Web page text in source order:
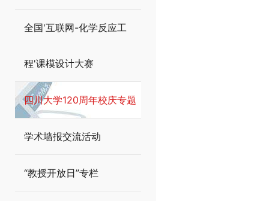
全国'互联网-化学反应工
程'课模设计大赛
四川大学120周年校庆专题
学术墙报交流活动
“教授开放日”专栏